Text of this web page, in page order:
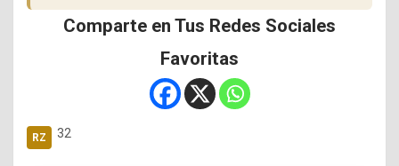
Comparte en Tus Redes Sociales
Favoritas
32